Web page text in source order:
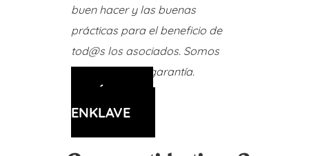
buen hacer y las buenas
prácticas para el beneficio de
tod@s los asociados. Somos
nuestra propia garantía.
ÚNETE A
ENKLAVE